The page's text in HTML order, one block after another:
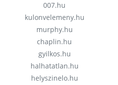
007.hu
kulonvelemeny.hu
murphy.hu
chaplin.hu
gyilkos.hu
halhatatlan.hu
helyszinelo.hu